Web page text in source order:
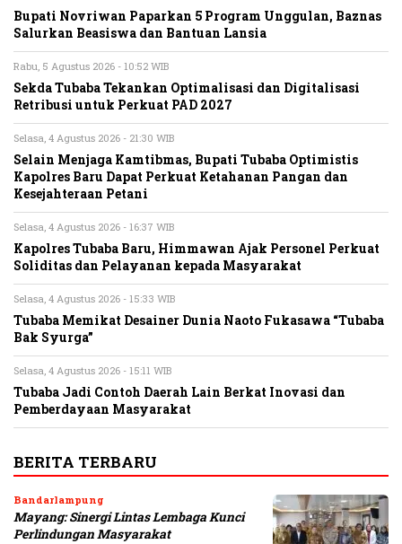
Bupati Novriwan Paparkan 5 Program Unggulan, Baznas
Salurkan Beasiswa dan Bantuan Lansia
Rabu, 5 Agustus 2026 - 10:52 WIB
Sekda Tubaba Tekankan Optimalisasi dan Digitalisasi
Retribusi untuk Perkuat PAD 2027
Selasa, 4 Agustus 2026 - 21:30 WIB
Selain Menjaga Kamtibmas, Bupati Tubaba Optimistis
Kapolres Baru Dapat Perkuat Ketahanan Pangan dan
Kesejahteraan Petani
Selasa, 4 Agustus 2026 - 16:37 WIB
Kapolres Tubaba Baru, Himmawan Ajak Personel Perkuat
Soliditas dan Pelayanan kepada Masyarakat
Selasa, 4 Agustus 2026 - 15:33 WIB
Tubaba Memikat Desainer Dunia Naoto Fukasawa “Tubaba
Bak Syurga”
Selasa, 4 Agustus 2026 - 15:11 WIB
Tubaba Jadi Contoh Daerah Lain Berkat Inovasi dan
Pemberdayaan Masyarakat
BERITA TERBARU
Bandarlampung
Mayang: Sinergi Lintas Lembaga Kunci
Perlindungan Masyarakat